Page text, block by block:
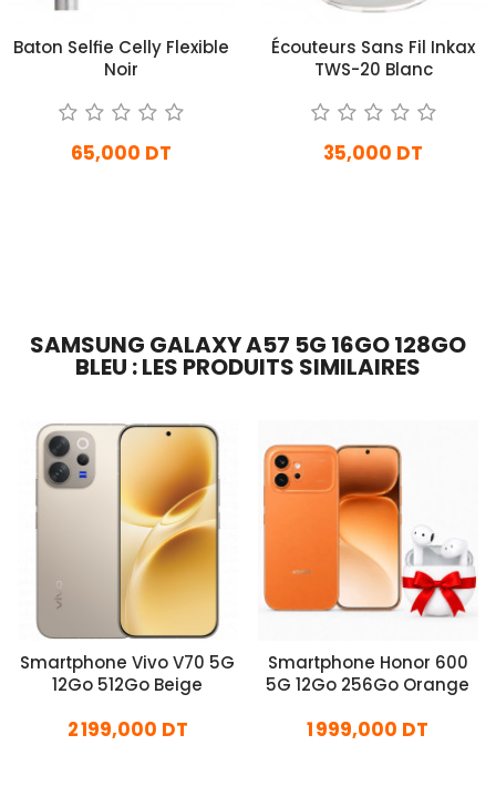
Baton Selfie Celly Flexible
Noir
65,000 DT
Écouteurs Sans Fil Inkax
TWS-20 Blanc
35,000 DT
SAMSUNG GALAXY A57 5G 16GO 128GO
BLEU : LES PRODUITS SIMILAIRES
Smartphone Vivo V70 5G
12Go 512Go Beige
2 199,000 DT
Smartphone Honor 600
5G 12Go 256Go Orange
1 999,000 DT